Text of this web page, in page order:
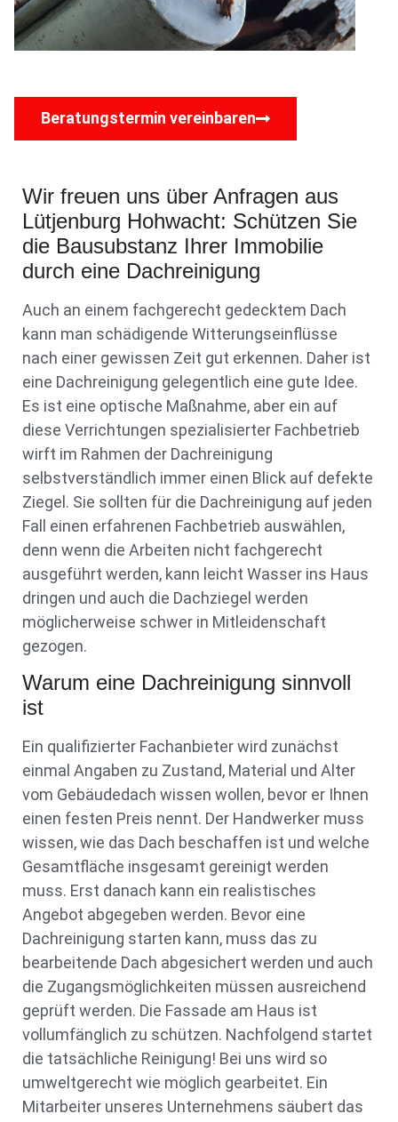
Beratungstermin vereinbaren
Wir freuen uns über Anfragen aus
Lütjenburg Hohwacht: Schützen Sie
die Bausubstanz Ihrer Immobilie
durch eine Dachreinigung
Auch an einem fachgerecht gedecktem Dach
kann man schädigende Witterungseinflüsse
nach einer gewissen Zeit gut erkennen. Daher ist
eine Dachreinigung gelegentlich eine gute Idee.
Es ist eine optische Maßnahme, aber ein auf
diese Verrichtungen spezialisierter Fachbetrieb
wirft im Rahmen der Dachreinigung
selbstverständlich immer einen Blick auf defekte
Ziegel. Sie sollten für die Dachreinigung auf jeden
Fall einen erfahrenen Fachbetrieb auswählen,
denn wenn die Arbeiten nicht fachgerecht
ausgeführt werden, kann leicht Wasser ins Haus
dringen und auch die Dachziegel werden
möglicherweise schwer in Mitleidenschaft
gezogen.
Warum eine Dachreinigung sinnvoll
ist
Ein qualifizierter Fachanbieter wird zunächst
einmal Angaben zu Zustand, Material und Alter
vom Gebäudedach wissen wollen, bevor er Ihnen
einen festen Preis nennt. Der Handwerker muss
wissen, wie das Dach beschaffen ist und welche
Gesamtfläche insgesamt gereinigt werden
muss. Erst danach kann ein realistisches
Angebot abgegeben werden. Bevor eine
Dachreinigung starten kann, muss das zu
bearbeitende Dach abgesichert werden und auch
die Zugangsmöglichkeiten müssen ausreichend
geprüft werden. Die Fassade am Haus ist
vollumfänglich zu schützen. Nachfolgend startet
die tatsächliche Reinigung! Bei uns wird so
umweltgerecht wie möglich gearbeitet. Ein
Mitarbeiter unseres Unternehmens säubert das